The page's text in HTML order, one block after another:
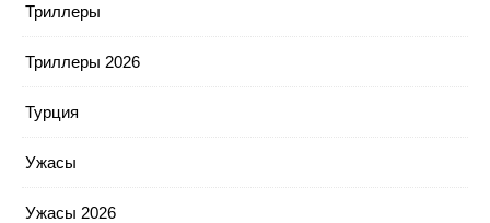
Триллеры
Триллеры 2026
Турция
Ужасы
Ужасы 2026